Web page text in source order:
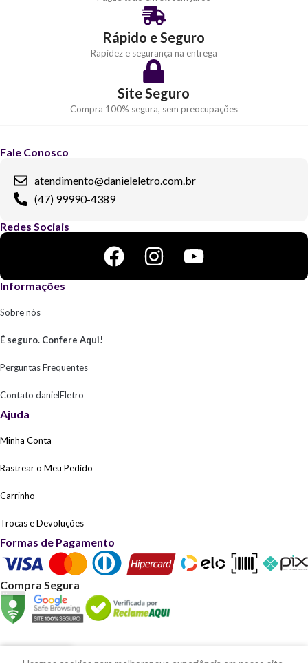
Rápido e Seguro
Rapidez e segurança na entrega
Site Seguro
Compra 100% segura, sem preocupações
Fale Conosco
atendimento@danieleletro.com.br
(47) 99990-4389
Redes Sociais
Informações
Sobre nós
É seguro. Confere Aqui!
Perguntas Frequentes
Contato danielEletro
Ajuda
Minha Conta
Rastrear o Meu Pedido
Carrinho
Trocas e Devoluções
Formas de Pagamento
Compra Segura